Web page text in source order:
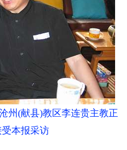
州(献县)教区李连贵主教正
本报采访